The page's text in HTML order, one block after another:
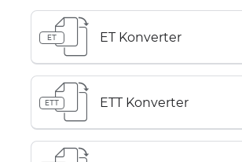
ET ET Konverter
ETT ETT Konverter